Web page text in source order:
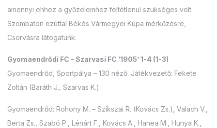
amennyi ehhez a győzelemhez feltétlenül szükséges volt.
Szombaton ezúttal Békés Vármegyei Kupa mérkőzésre,
Csorvásra látogatunk.
Gyomaendrődi FC – Szarvasi FC ‘1905’ 1-4 (1-3)
Gyomaendrőd, Sportpálya – 130 néző. Játékvezető: Fekete
Zoltán (Baráth J., Szarvas K.)
Gyomaendrőd: Rohony M. – Szikszai R. (Kovács Zs.), Valach V.,
Berta Zs., Szabó P., Lénárt F., Kovács A., Hanea M., Hunya K.,